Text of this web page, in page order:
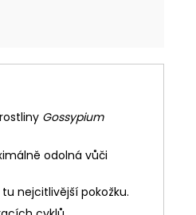
Gossypium
odolná vůči
nejcitlivější pokožku.